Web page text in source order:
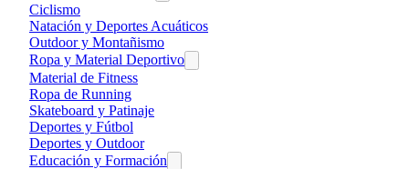
Ciclismo
Natación y Deportes Acuáticos
Outdoor y Montañismo
Ropa y Material Deportivo
Material de Fitness
Ropa de Running
Skateboard y Patinaje
Deportes y Fútbol
Deportes y Outdoor
Educación y Formación